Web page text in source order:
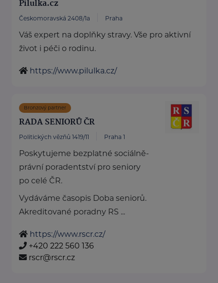
Pilulka.cz
Českomoravská 2408/1a Praha
Váš expert na doplňky stravy. Vše pro aktivní
život i péči o rodinu.
https://www.pilulka.cz/
Bronzový partner
RADA SENIORŮ ČR
Politických vězňů 1419/11 Praha 1
Poskytujeme bezplatné sociálně-
právní poradentství pro seniory
po celé ČR.
Vydáváme časopis Doba seniorů.
Akreditované poradny RS ...
https://www.rscr.cz/
+420 222 560 136
rscr@rscr.cz